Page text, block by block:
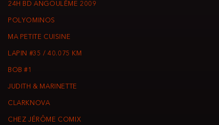
24H BD ANGOULÊME 2009
POLYOMINOS
MA PETITE CUISINE
LAPIN #35 / 40.075 KM
BOB #1
JUDITH & MARINETTE
CLARKNOVA
CHEZ JÉRÔME COMIX